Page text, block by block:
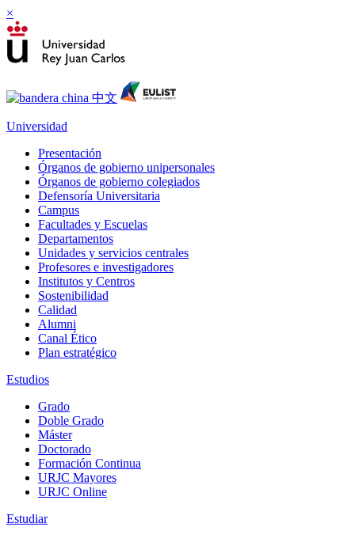
×
Universidad
Presentación
Órganos de gobierno unipersonales
Órganos de gobierno colegiados
Defensoría Universitaria
Campus
Facultades y Escuelas
Departamentos
Unidades y servicios centrales
Profesores e investigadores
Institutos y Centros
Sostenibilidad
Calidad
Alumni
Canal Ético
Plan estratégico
Estudios
Grado
Doble Grado
Máster
Doctorado
Formación Continua
URJC Mayores
URJC Online
Estudiar